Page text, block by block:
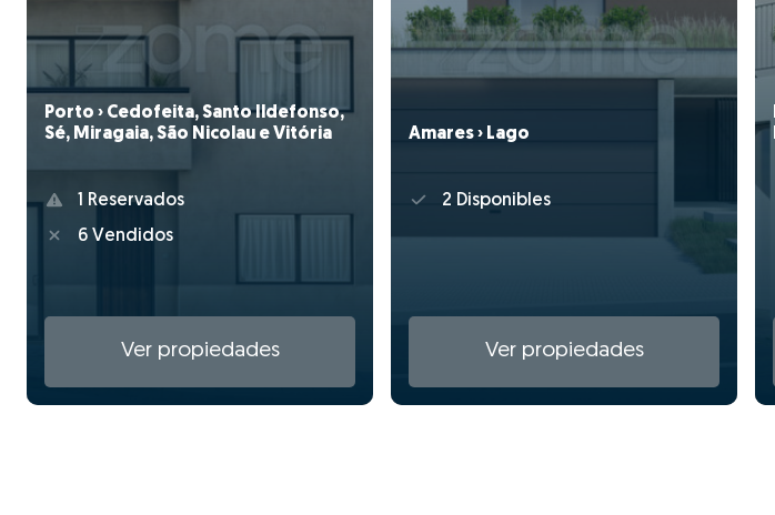
Porto › Cedofeita, Santo Ildefonso,
Sé, Miragaia, São Nicolau e Vitória
1 Reservados
6 Vendidos
Ver propiedades
Amares › Lago
2 Disponibles
Ver propiedades